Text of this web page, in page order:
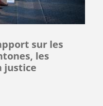
sur les
les
justice